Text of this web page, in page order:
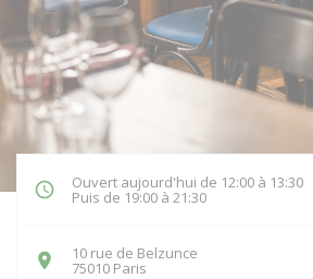
NOUVELLE FENÊTRE))
Ouvert aujourd'hui de 12:00 à 13:30
Puis de 19:00 à 21:30
10 rue de Belzunce
75010 Paris